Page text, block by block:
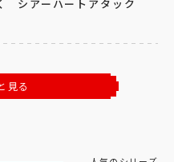
シアーハートアタック
見る